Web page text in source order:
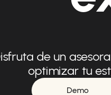
de un
optimizar tu
Demo